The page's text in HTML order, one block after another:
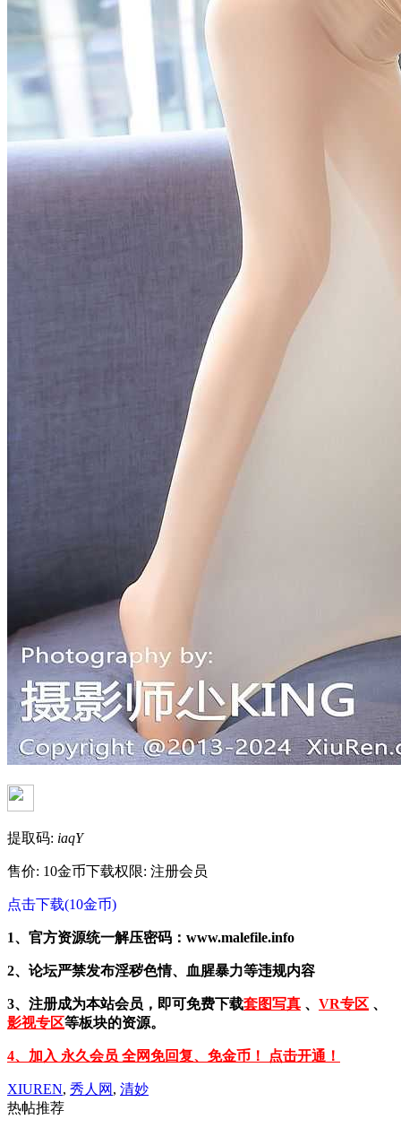
提取码: iaqY
售价: 10金币下载权限: 注册会员
点击下载(10金币)
1、官方资源统一解压密码：www.malefile.info
2、论坛严禁发布淫秽色情、血腥暴力等违规内容
3、注册成为本站会员，即可免费下载套图写真 、 VR专区 、
影视专区等板块的资源。
4、加入 永久会员 全网免回复、免金币！ 点击开通！
XIUREN, 秀人网 , 清妙
热帖推荐